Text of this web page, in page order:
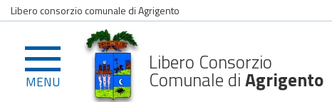
Libero consorzio comunale di Agrigento
MENU
Libero Consorzio
Comunale diAgrigento